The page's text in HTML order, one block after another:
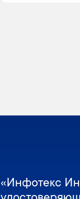
«Инфотекс